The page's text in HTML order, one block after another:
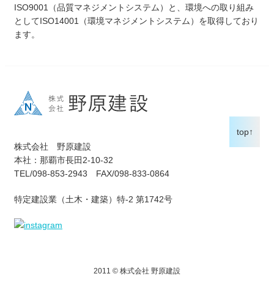
ISO9001（品質マネジメントシステム）と、 環境への取り組み
としてISO14001（環境マネジメントシステム）を取得しており
ます。
top↑
株式会社 野原建設
本社：那覇市長田2-10-32
TEL/098-853-2943 FAX/098-833-0864
特定建設業（土木・建築）特-2 第1742号
2011 © 株式会社 野原建設